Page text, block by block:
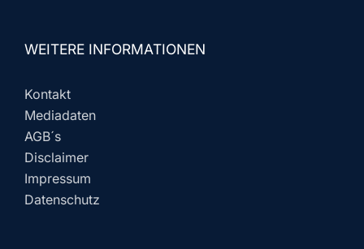
WEITERE INFORMATIONEN
Kontakt
Mediadaten
AGB´s
Disclaimer
Impressum
Datenschutz